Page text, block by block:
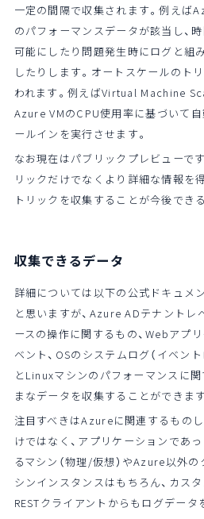
一定の間隔で収集されます。例えば
のパフォーマンスデータが該当し、
可能にしたり問題発生時にログと組
したりします。オートスケールのト
われます。例えばVirtual Machine
Azure VMのCPU使用率に基づいて
ールインを実行させます。
なお現在はパブリックプレビューで
リックだけでなくより詳細な情報を
トリックを収集することが今後でき
収集できるデータ
詳細については以下の公式ドキュメ
と思いますが、Azure ADテナント
ースの操作に関するもの、Webアプ
ベント、OSのシステムログ（イベン
とLinuxマシンのパフォーマンスに
まなデータを収集することができます
注目すべきはAzureに関連するもの
けではなく、アプリケーションであ
るマシン（物理/仮想）やAzure以外
シンインスタンスはもちろん、カス
RESTクライアントからもログデー